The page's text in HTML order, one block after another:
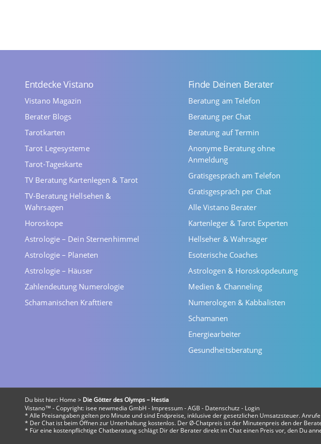
Entdecke Vistano
Vistano Magazin
Berater Blogs
Tarotkarten
Tarot Legesysteme
Tarot-Tageskarte
TV Beratung Kartenlegen & Tarot
TV-Beratung Hellsehen &
Wahrsagen
Horoskope
Astrologie – Dein Sternenhimmel
Astrologie – Planeten
Astrologie – Häuser
Zahlendeutung Numerologie
Schamanischen Krafttiere
Finde Deinen Berater
Beratung am Telefon
Beratung per Chat
Beratung auf Termin
Anonyme Beratung ohne
Anmeldung
Gratisgespräch am Telefon
Gratisgespräch per Chat
Alle Vistano Berater
Kartenleger & Tarot Experten
Hellseher & Wahrsager
Esoterische Coaches
Astrologen & Horoskopdeutung
Medien & Channeling
Numerologen & Kabbalisten
Schamanen
Energiearbeiter
Gesundheitsberatung
Du bist hier: Home > Die Götter des Olymps – Hestia
Vistano™ - Copyright: isee newmedia GmbH - Impressum-AGB - Datenschutz - Login
* Alle Preisangaben gelten pro Minute und sind Endpreise, inklusive der gesetzlichen Umsatzsteuer.
* Der Chat ist beim Öffnen zur Unterhaltung kostenlos. Der Ø-Chatpreis ist der Minutenpreis den der
* Für eine kostenpflichtige Chatberatung schlägt Dir der Berater direkt im Chat einen Preis vor, den Du